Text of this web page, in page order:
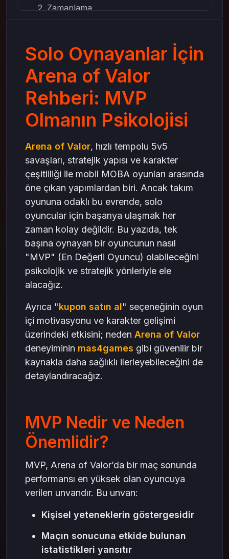
2. Zamanlama
Takım Dinamiklerine Müdahale Etmeden MVP
Olmak
mas4games ile MVP Yolculuğuna Güven Kat
Sonuç: MVP Olmak Bir Statü Değil, Bir
Disiplindir
Solo Oynayanlar İçin
Arena of Valor
Rehberi: MVP
Olmanın Psikolojisi
Arena of Valor, hızlı tempolu 5v5
savaşları, stratejik yapısı ve karakter
çeşitliliği ile mobil MOBA oyunları arasında
öne çıkan yapımlardan biri. Ancak takım
oyununa odaklı bu evrende, solo
oyuncular için başarıya ulaşmak her
zaman kolay değildir. Bu yazıda, tek
başına oynayan bir oyuncunun nasıl
"MVP" (En Değerli Oyuncu) olabileceğini
psikolojik ve stratejik yönleriyle ele
alacağız.
Ayrıca "kupon satın al" seçeneğinin oyun
içi motivasyonu ve karakter gelişimi
üzerindeki etkisini; neden Arena of Valor
deneyiminin mas4games gibi güvenilir bir
kaynakla daha sağlıklı ilerleyebileceğini de
detaylandıracağız.
MVP Nedir ve Neden
Önemlidir?
MVP, Arena of Valor’da bir maç sonunda
performansı en yüksek olan oyuncuya
verilen unvandır. Bu unvan:
Kişisel yeteneklerin göstergesidir
Maçın sonucuna etkide bulunan
istatistikleri yansıtır